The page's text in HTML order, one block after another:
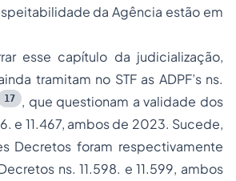
da Agência estão em
esse capítulo da judicialização,
tramitam no STF as ADPF’s ns.
17
, que questionam a validade dos
e 11.467, ambos de 2023. Sucede,
Decretos foram respectivamente
ns. 11.598. e 11.599, ambos